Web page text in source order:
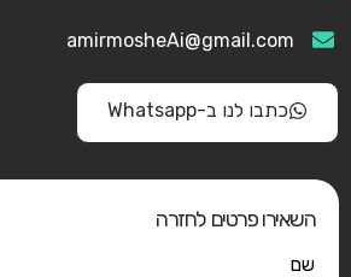
amirmosheAi@gmail.com
כתבו לנו ב-Whatsapp
השאירו פרטים לחזרה
שם